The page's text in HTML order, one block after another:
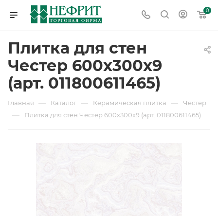
0
Плитка для стен
Честер 600х300х9
(арт. 011800611465)
Главная — Каталог — Керамическая плитка — Честер
— Плитка для стен Честер 600х300х9 (арт. 011800611465)